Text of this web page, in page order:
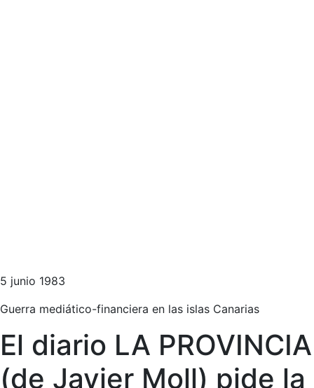
5 junio 1983
Guerra mediático-financiera en las islas Canarias
El diario LA PROVINCIA
(de Javier Moll) pide la